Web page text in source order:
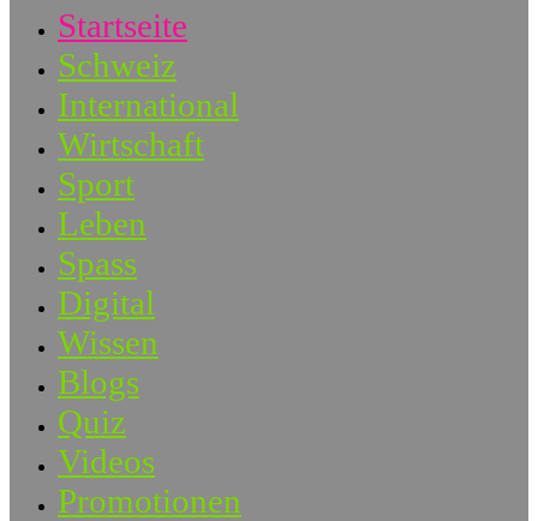
Startseite
Schweiz
International
Wirtschaft
Sport
Leben
Spass
Digital
Wissen
Blogs
Quiz
Videos
Promotionen